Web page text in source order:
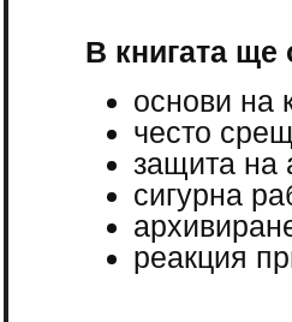
В книгата ще
основи на
често
защита на
сигурна
реакция